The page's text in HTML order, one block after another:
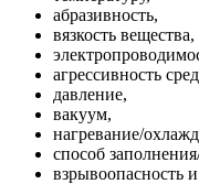
абразивность,
вязкость вещества,
агрессивность
давление,
вакуум,
нагревание/
способ
взрывоопасность